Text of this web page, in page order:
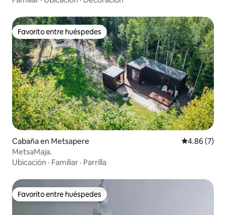
Favorito entre huéspedes
Favorito entre huéspedes
Cabaña en Metsapere Calificación
4.86 (7)
MetsaMaja.
Ubicación · Familiar · Parrilla
Favorito entre huéspedes
Favorito entre huéspedes